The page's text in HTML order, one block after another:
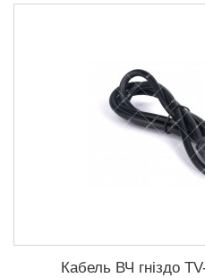
Кабель ВЧ гніздо